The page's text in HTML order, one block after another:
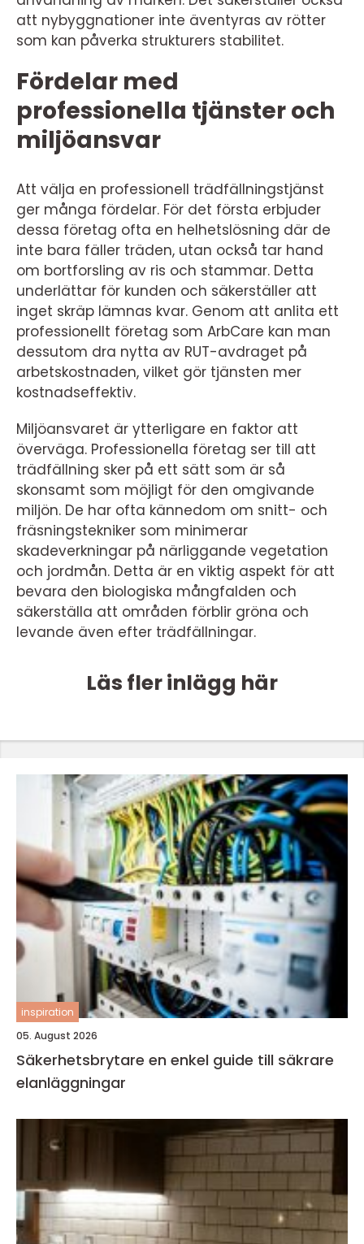
att nybyggnationer inte äventyras av rötter
som kan påverka strukturers stabilitet.
Fördelar med
professionella tjänster och
miljöansvar
Att välja en professionell trädfällningstjänst
ger många fördelar. För det första erbjuder
dessa företag ofta en helhetslösning där de
inte bara fäller träden, utan också tar hand
om bortforsling av ris och stammar. Detta
underlättar för kunden och säkerställer att
inget skräp lämnas kvar. Genom att anlita ett
professionellt företag som ArbCare kan man
dessutom dra nytta av RUT-avdraget på
arbetskostnaden, vilket gör tjänsten mer
kostnadseffektiv.
Miljöansvaret är ytterligare en faktor att
överväga. Professionella företag ser till att
trädfällning sker på ett sätt som är så
skonsamt som möjligt för den omgivande
miljön. De har ofta kännedom om snitt- och
fräsningstekniker som minimerar
skadeverkningar på närliggande vegetation
och jordmån. Detta är en viktig aspekt för att
bevara den biologiska mångfalden och
säkerställa att områden förblir gröna och
levande även efter trädfällningar.
Läs fler inlägg här
inspiration
05. August 2026
Säkerhetsbrytare en enkel guide till säkrare
elanläggningar